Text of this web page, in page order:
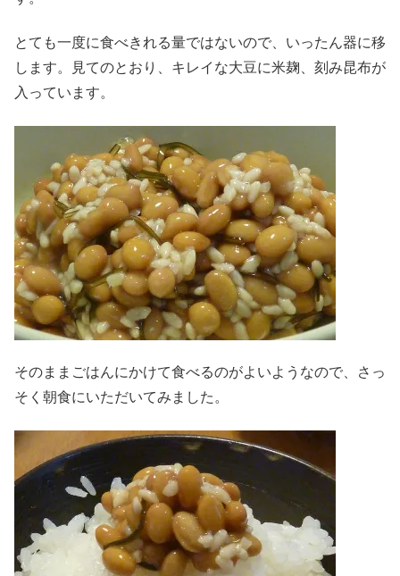
とても一度に食べきれる量ではないので、いったん器に移
します。見てのとおり、キレイな大豆に米麹、刻み昆布が
入っています。
そのままごはんにかけて食べるのがよいようなので、さっ
そく朝食にいただいてみました。